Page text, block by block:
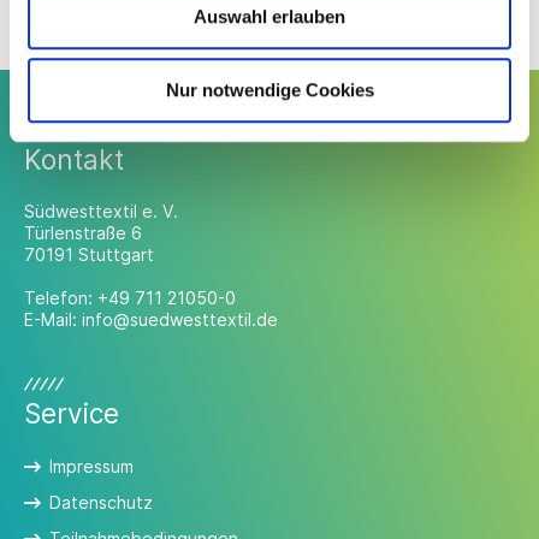
Auswahl erlauben
Nur notwendige Cookies
Kontakt
Südwesttextil e. V.
Türlenstraße 6
70191 Stuttgart
Telefon: +49 711 21050-0
E-Mail: info@suedwesttextil.de
Service
Impressum
Datenschutz